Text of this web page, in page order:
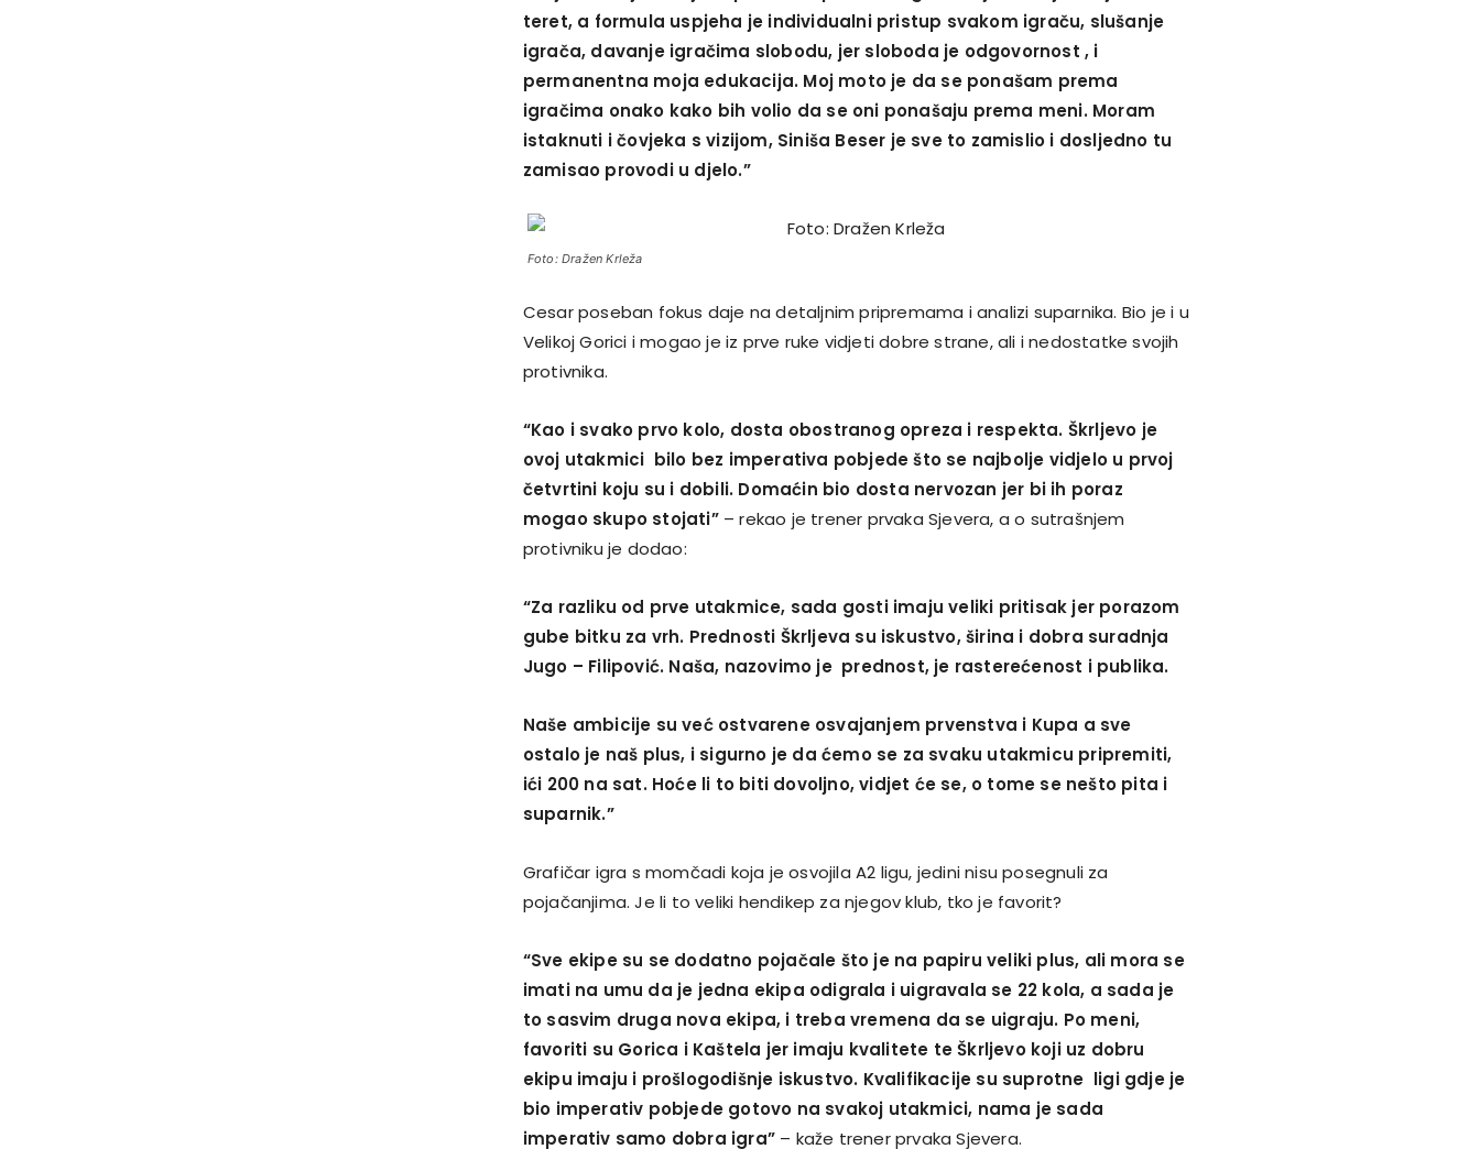
teret, a formula uspjeha je individualni pristup svakom igraču, slušanje
igrača, davanje igračima slobodu, jer sloboda je odgovornost , i
permanentna moja edukacija. Moj moto je da se ponašam prema
igračima onako kako bih volio da se oni ponašaju prema meni. Moram
istaknuti i čovjeka s vizijom, Siniša Beser je sve to zamislio i dosljedno tu
zamisao provodi u djelo.”
Foto: Dražen Krleža
Cesar poseban fokus daje na detaljnim pripremama i analizi suparnika. Bio je i u
Velikoj Gorici i mogao je iz prve ruke vidjeti dobre strane, ali i nedostatke svojih
protivnika.
“Kao i svako prvo kolo, dosta obostranog opreza i respekta. Škrljevo je
ovoj utakmici bilo bez imperativa pobjede što se najbolje vidjelo u prvoj
četvrtini koju su i dobili. Domaćin bio dosta nervozan jer bi ih poraz
mogao skupo stojati”– rekao je trener prvaka Sjevera, a o sutrašnjem
protivniku je dodao:
“Za razliku od prve utakmice, sada gosti imaju veliki pritisak jer porazom
gube bitku za vrh. Prednosti Škrljeva su iskustvo, širina i dobra suradnja
Jugo – Filipović. Naša, nazovimo je prednost, je rasterećenost i publika.
Naše ambicije su već ostvarene osvajanjem prvenstva i Kupa a sve
ostalo je naš plus, i sigurno je da ćemo se za svaku utakmicu pripremiti,
ići 200 na sat. Hoće li to biti dovoljno, vidjet će se, o tome se nešto pita i
suparnik.”
Grafičar igra s momčadi koja je osvojila A2 ligu, jedini nisu posegnuli za
pojačanjima. Je li to veliki hendikep za njegov klub, tko je favorit?
“Sve ekipe su se dodatno pojačale što je na papiru veliki plus, ali mora se
imati na umu da je jedna ekipa odigrala i uigravala se 22 kola, a sada je
to sasvim druga nova ekipa, i treba vremena da se uigraju. Po meni,
favoriti su Gorica i Kaštela jer imaju kvalitete te Škrljevo koji uz dobru
ekipu imaju i prošlogodišnje iskustvo. Kvalifikacije su suprotne ligi gdje je
bio imperativ pobjede gotovo na svakoj utakmici, nama je sada
imperativ samo dobra igra”– kaže trener prvaka Sjevera.